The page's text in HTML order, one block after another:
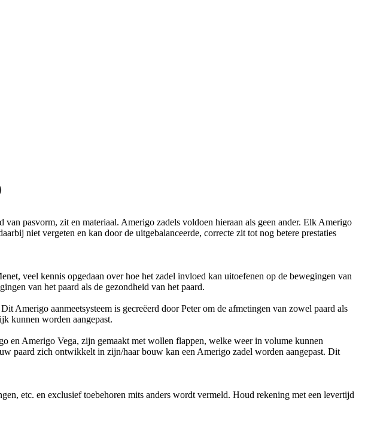
pasvorm, zit en materiaal. Amerigo zadels voldoen hieraan als geen ander. Elk Amerigo
niet vergeten en kan door de uitgebalanceerde, correcte zit tot nog betere prestaties
veel kennis opgedaan over hoe het zadel invloed kan uitoefenen op de bewegingen van
van het paard als de gezondheid van het paard.
Amerigo aanmeetsysteem is gecreëerd door Peter om de afmetingen van zowel paard als
kunnen worden aangepast.
en Amerigo Vega, zijn gemaakt met wollen flappen, welke weer in volume kunnen
paard zich ontwikkelt in zijn/haar bouw kan een Amerigo zadel worden aangepast. Dit
etc. en exclusief toebehoren mits anders wordt vermeld. Houd rekening met een levertijd